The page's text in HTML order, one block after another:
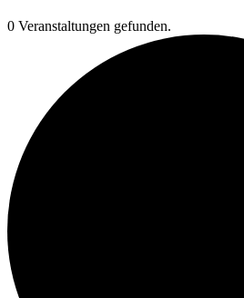
0 Veranstaltungen gefunden.